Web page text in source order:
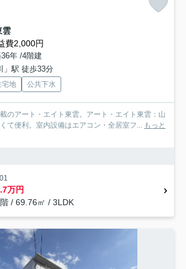
雲
費2,000円
年 /4階建
」駅 徒歩33分
宅地 公共下水
のアート・エイト東雲。アート・エイト東雲：山
て便利。室内設備はエアコン・全居室フ... もっと
万円
/ 69.76㎡ / 3LDK